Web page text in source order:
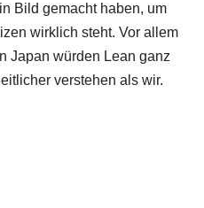
Bild gemacht haben, um
wirklich steht. Vor allem
Japan würden Lean ganz
verstehen als wir.